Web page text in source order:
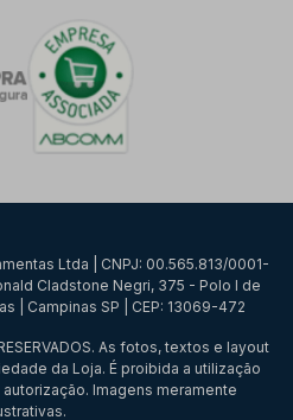
Ltda | CNPJ: 00.565.813/0001-
Cladstone Negri, 375 - Polo I de
| Campinas SP | CEP: 13069-472
As fotos, textos e layout
da Loja. É proibida a utilização
Imagens meramente